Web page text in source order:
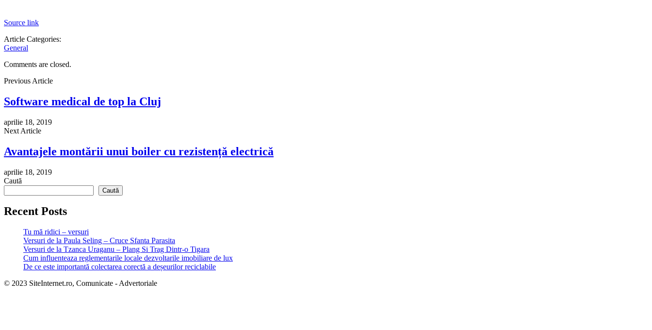
Source link
Article Categories:
General
Comments are closed.
Previous Article
Software medical de top la Cluj
aprilie 18, 2019
Next Article
Avantajele montării unui boiler cu rezistență electrică
aprilie 18, 2019
Caută
Caută
Recent Posts
Tu mă ridici – versuri
Versuri de la Paula Seling – Cruce Sfanta Parasita
Versuri de la Tzanca Uraganu – Plang Si Trag Dintr-o Tigara
Cum influenteaza reglementarile locale dezvoltarile imobiliare de lux
De ce este importantă colectarea corectă a deșeurilor reciclabile
© 2023 SiteInternet.ro, Comunicate - Advertoriale